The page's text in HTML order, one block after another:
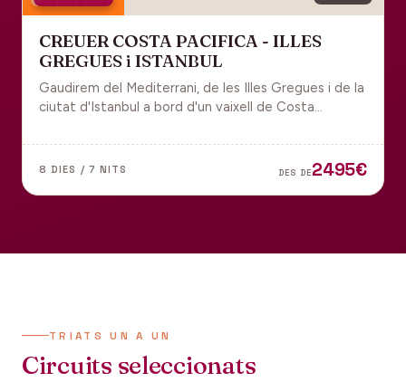
CREUER COSTA PACIFICA - ILLES
GREGUES i ISTANBUL
Gaudirem del Mediterrani, de les Illes Gregues i de la
ciutat d'Istanbul a bord d'un vaixell de Costa
8 DIES / 7 NITS DES DE2495€
TRIATS UN A UN
Circuits seleccionats